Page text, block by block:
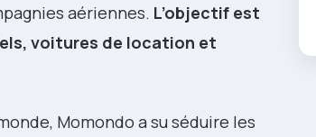
aériennes. L’objectif est
voitures de location et
Momondo a su séduire les